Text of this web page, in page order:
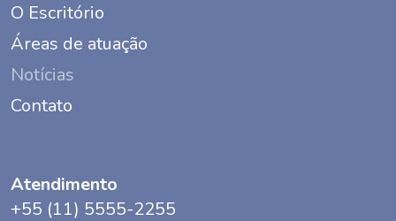
O Escritório
Áreas de atuação
Notícias
Contato
Atendimento
+55 (11) 5555-2255